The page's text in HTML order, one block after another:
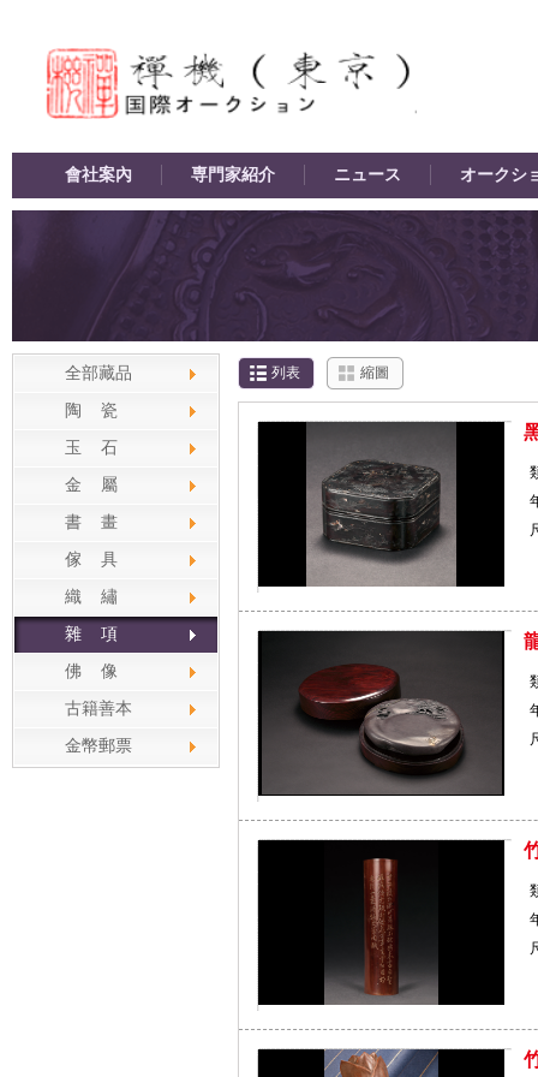
會社案內 専門家紹介 ニュース オークシ
全部藏品
陶 瓷
玉 石
金 屬
書 畫
傢 具
織 繡
雜 項
佛 像
古籍善本
金幣郵票
列表 縮圖